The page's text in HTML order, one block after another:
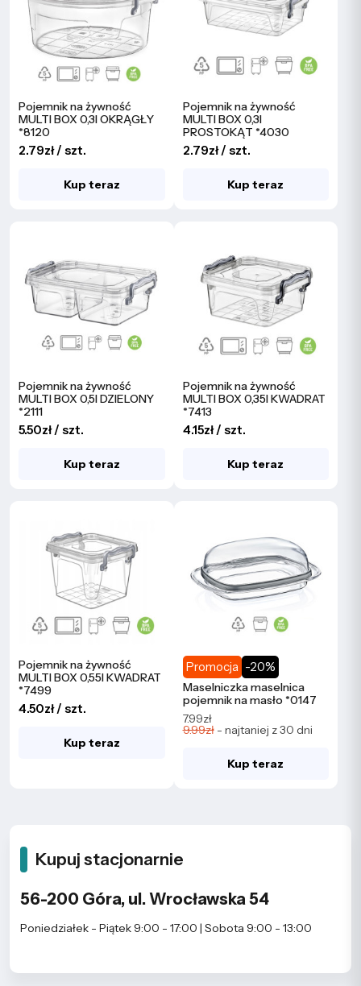
Pojemnik na żywność
MULTI BOX 0,3l OKRĄGŁY
*8120
2.79zł / szt.
Kup teraz
Pojemnik na żywność
MULTI BOX 0,3l
PROSTOKĄT *4030
2.79zł / szt.
Kup teraz
Pojemnik na żywność
MULTI BOX 0,5l DZIELONY
*2111
5.50zł / szt.
Kup teraz
Pojemnik na żywność
MULTI BOX 0,35l KWADRAT
*7413
4.15zł / szt.
Kup teraz
Pojemnik na żywność
MULTI BOX 0,55l KWADRAT
*7499
4.50zł / szt.
Kup teraz
Promocja -20%
Maselniczka maselnica
pojemnik na masło *0147
7.99zł
9.99zł- najtaniej z 30 dni
Kup teraz
Kupuj stacjonarnie
56-200 Góra, ul. Wrocławska 54
Poniedziałek - Piątek 9:00 - 17:00 | Sobota 9:00 - 13:00